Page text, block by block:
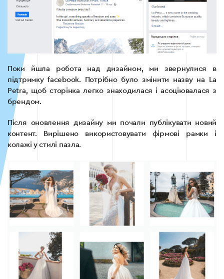
Поки йшла робота над дизайном, ми звернулися в
підтримку facebook. Потрібно було змінити назву на La
Petra, щоб сторінка легко знаходилася і асоціювалася з
брендом.
Після оновлення дизайну ми почали публікувати новий
контент. Вирішено використовувати фірмові рамки і
колажі у стилі пазла.